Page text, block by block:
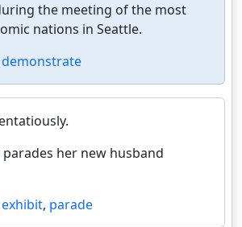
the meeting of the most
nations in Seattle.
demonstrate
parades her new husband
exhibit, parade